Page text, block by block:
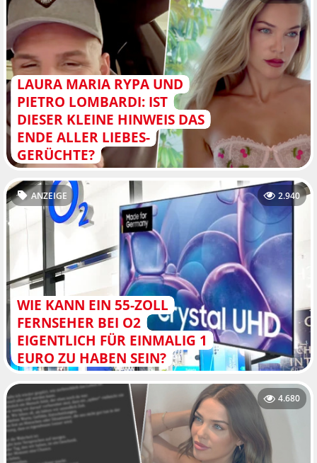
LAURA MARIA RYPA UND
PIETRO LOMBARDI: IST
DIESER KLEINE HINWEIS DAS
ENDE ALLER LIEBES-
GERÜCHTE?
WIE KANN EIN 55-ZOLL
FERNSEHER BEI O2
EIGENTLICH FÜR EINMALIG 1
EURO ZU HABEN SEIN?
ANZEIGE 2.940
4.680